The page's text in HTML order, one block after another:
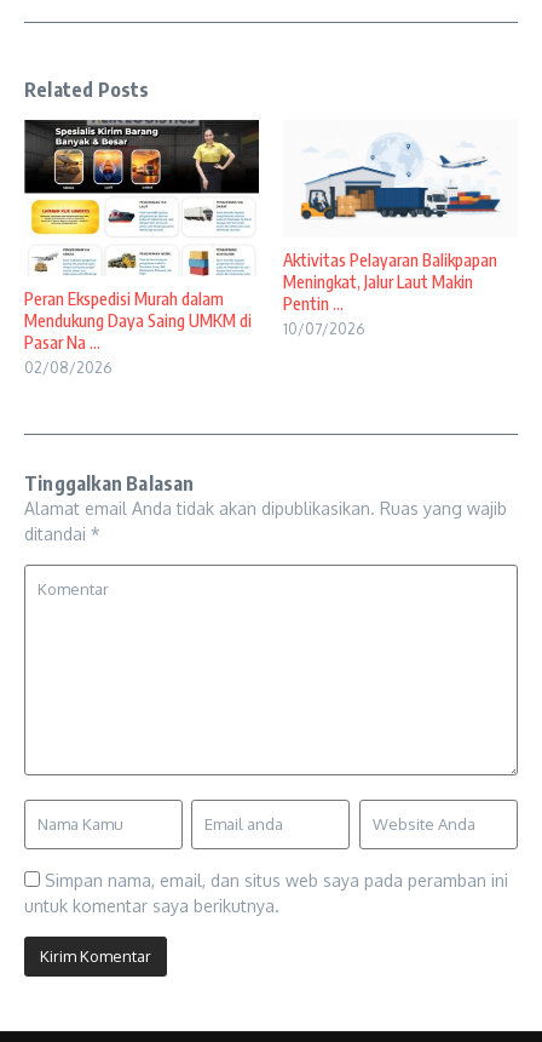
Related Posts
Peran Ekspedisi Murah dalam
Mendukung Daya Saing UMKM di
Pasar Na ...
02/08/2026
Aktivitas Pelayaran Balikpapan
Meningkat, Jalur Laut Makin
Pentin ...
10/07/2026
Tinggalkan Balasan
Alamat email Anda tidak akan dipublikasikan. Ruas yang wajib
ditandai *
Simpan nama, email, dan situs web saya pada peramban ini
untuk komentar saya berikutnya.